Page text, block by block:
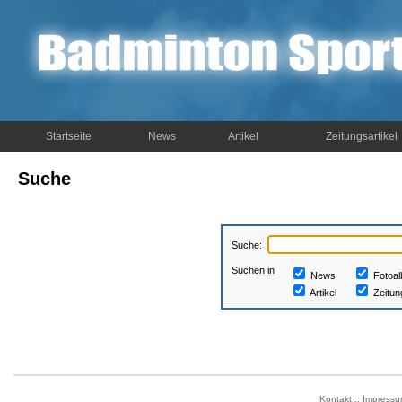
Startseite News Artikel Zeitungsartikel
Suche
Suche:
Suchen in
News
Artikel
Kontakt::